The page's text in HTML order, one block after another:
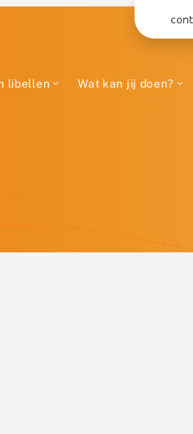
libellen Wat kan jij doen?